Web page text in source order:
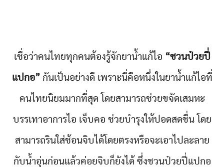
เชื่อว่าคนไทยทุกคนต้องรู้จักยาน้ำแก้ไอ “ชวนป๋วยปี่
แปกอ”กันเป็นอย่างดี เพราะนี่คือหนึ่งในยาน้ำแก้ไอที่
คนไทยนิยมมากที่สุด โดยสามารถช่วยขจัดเสมหะ
บรรเทาอาการไอ เจ็บคอ ช่วยบำรุงให้ปอดสดชื่น โดย
สามารถรินใส่ช้อนจิบได้โดยตรงหรือจะเอาไปละลาย
กับน้ำอุ่นก่อนแล้วค่อยจิบก็ยังได้ ซึ่งชวนป๋วยปี่แปกอ